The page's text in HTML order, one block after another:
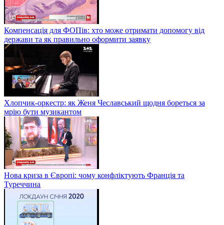
Компенсація для ФОПів: хто може отримати допомогу від
держави та як правильно оформити заявку
Хлопчик-оркестр: як Женя Чеславський щодня бореться за
мрію бути музикантом
Нова криза в Європі: чому конфліктують Франція та
Туреччина